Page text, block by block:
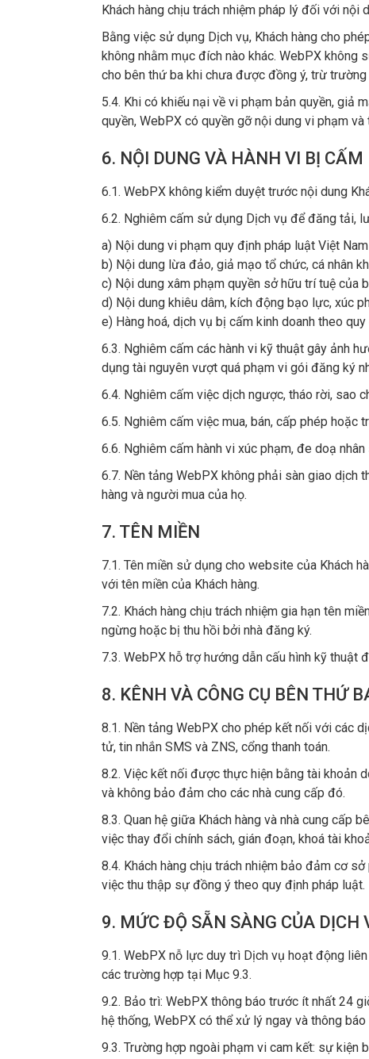
Khách hàng chịu trách nhiệm pháp lý đối với nội
Bằng việc sử dụng Dịch vụ, Khách hàng cho
không nhằm mục đích nào khác. WebPX không
cho bên thứ ba khi chưa được đồng ý, trừ trường
5.4. Khi có khiếu nại về vi phạm bản quyền, giả
quyền, WebPX có quyền gỡ nội dung vi phạm và
6. NỘI DUNG VÀ HÀNH VI BỊ CẤM
6.1. WebPX không kiểm duyệt trước nội dung
6.2. Nghiêm cấm sử dụng Dịch vụ để đăng tải,
a) Nội dung vi phạm quy định pháp luật Việt
b) Nội dung lừa đảo, giả mạo tổ chức, cá nhân
c) Nội dung xâm phạm quyền sở hữu trí tuệ của
d) Nội dung khiêu dâm, kích động bạo lực, xúc
e) Hàng hoá, dịch vụ bị cấm kinh doanh theo
6.3. Nghiêm cấm các hành vi kỹ thuật gây ảnh
dụng tài nguyên vượt quá phạm vi gói đăng ký
6.4. Nghiêm cấm việc dịch ngược, tháo rời, sao
6.5. Nghiêm cấm việc mua, bán, cấp phép hoặc
6.6. Nghiêm cấm hành vi xúc phạm, đe doạ
6.7. Nền tảng WebPX không phải sàn giao
hàng và người mua của họ.
7. TÊN MIỀN
7.1. Tên miền sử dụng cho website của Khách
với tên miền của Khách hàng.
7.2. Khách hàng chịu trách nhiệm gia hạn tên
ngừng hoặc bị thu hồi bởi nhà đăng ký.
7.3. WebPX hỗ trợ hướng dẫn cấu hình kỹ thuật
8. KÊNH VÀ CÔNG CỤ BÊN THỨ
8.1. Nền tảng WebPX cho phép kết nối với các
tử, tin nhắn SMS và ZNS, cổng thanh toán.
8.2. Việc kết nối được thực hiện bằng tài khoản
và không bảo đảm cho các nhà cung cấp đó.
8.3. Quan hệ giữa Khách hàng và nhà cung cấp
việc thay đổi chính sách, gián đoạn, khoá tài
8.4. Khách hàng chịu trách nhiệm bảo đảm cơ
việc thu thập sự đồng ý theo quy định pháp luật.
9. MỨC ĐỘ SẴN SÀNG CỦA DỊCH
9.1. WebPX nỗ lực duy trì Dịch vụ hoạt động
các trường hợp tại Mục 9.3.
9.2. Bảo trì: WebPX thông báo trước ít nhất 24
hệ thống, WebPX có thể xử lý ngay và thông báo
9.3. Trường hợp ngoài phạm vi cam kết: sự kiện